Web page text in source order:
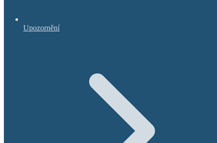
Upozornění